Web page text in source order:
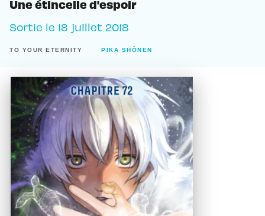
Une étincelle d'espoir
Sortie le 18 juillet 2018
TO YOUR ETERNITY PIKA SHÔNEN